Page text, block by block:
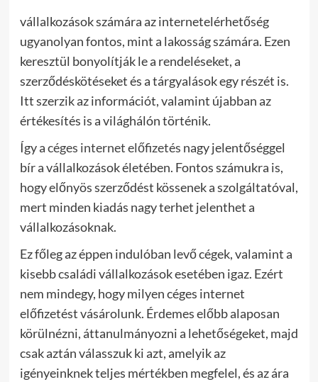
vállalkozások számára az internetelérhetőség
ugyanolyan fontos, mint a lakosság számára. Ezen
keresztül bonyolítják le a rendeléseket, a
szerződéskötéseket és a tárgyalások egy részét is.
Itt szerzik az információt, valamint újabban az
értékesítés is a világhálón történik.
Így acéges internet előfizetés nagy jelentőséggel
bír a vállalkozások életében. Fontos számukra is,
hogy előnyös szerződést kössenek a szolgáltatóval,
mert minden kiadás nagy terhet jelenthet a
vállalkozásoknak.
Ez főleg az éppen indulóban levő cégek, valamint a
kisebb családi vállalkozások esetében igaz. Ezért
nem mindegy, hogy milyen céges internet
előfizetést vásárolunk. Érdemes előbb alaposan
körülnézni, áttanulmányozni a lehetőségeket, majd
csak aztán válasszuk ki azt, amelyik az
igényeinknek teljes mértékben megfelel, és az ára